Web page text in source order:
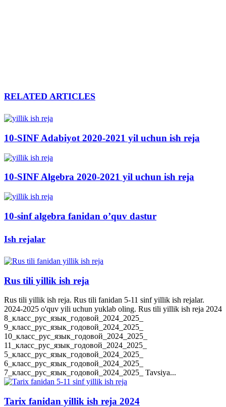
RELATED ARTICLES
10-SINF Adabiyot 2020-2021 yil uchun ish reja
10-SINF Algebra 2020-2021 yil uchun ish reja
10-sinf algebra fanidan o’quv dastur
Ish rejalar
Rus tili yillik ish reja
Rus tili yillik ish reja. Rus tili fanidan 5-11 sinf yillik ish rejalar.
2024-2025 o'quv yili uchun yuklab oling. Rus tili yillik ish reja 2024
8_класс_рус_язык_годовой_2024_2025_
9_класс_рус_язык_годовой_2024_2025_
10_класс_рус_язык_годовой_2024_2025_
11_класс_рус_язык_годовой_2024_2025_
5_класс_рус_язык_годовой_2024_2025_
6_класс_рус_язык_годовой_2024_2025_
7_класс_рус_язык_годовой_2024_2025_ Tavsiya...
Tarix fanidan yillik ish reja 2024